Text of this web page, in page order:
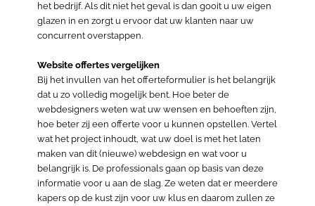
het bedrijf. Als dit niet het geval is dan gooit u uw eigen
glazen in en zorgt u ervoor dat uw klanten naar uw
concurrent overstappen.
Website offertes vergelijken
Bij het invullen van het offerteformulier is het belangrijk
dat u zo volledig mogelijk bent. Hoe beter de
webdesigners weten wat uw wensen en behoeften zijn,
hoe beter zij een offerte voor u kunnen opstellen. Vertel
wat het project inhoudt, wat uw doel is met het laten
maken van dit (nieuwe) webdesign en wat voor u
belangrijk is. De professionals gaan op basis van deze
informatie voor u aan de slag. Ze weten dat er meerdere
kapers op de kust zijn voor uw klus en daarom zullen ze